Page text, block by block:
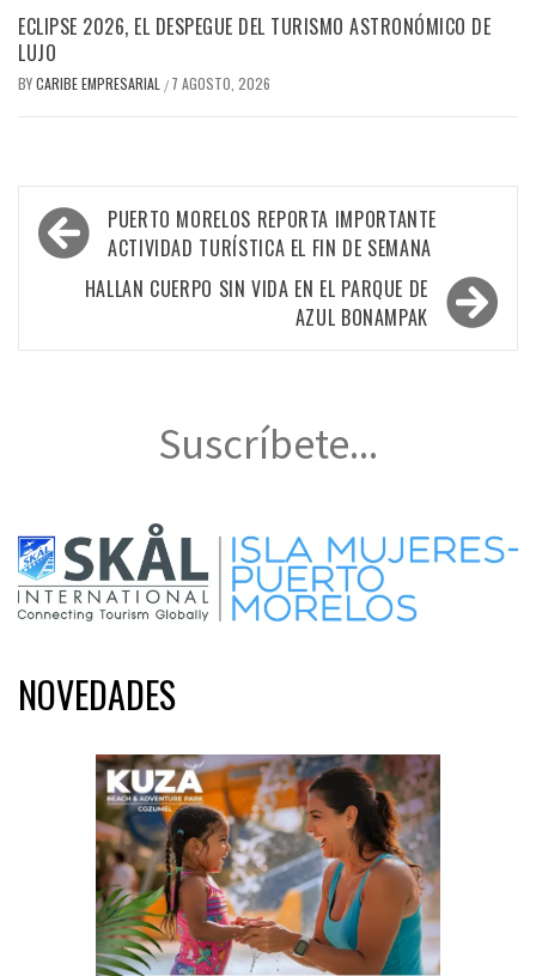
ECLIPSE 2026, EL DESPEGUE DEL TURISMO ASTRONÓMICO DE
LUJO
BYCARIBE EMPRESARIAL / 7 AGOSTO, 2026
Navegación
de
entradas
PUERTO MORELOS REPORTA IMPORTANTE
ACTIVIDAD TURÍSTICA EL FIN DE SEMANA
HALLAN CUERPO SIN VIDA EN EL PARQUE DE
AZUL BONAMPAK
Suscríbete...
NOVEDADES